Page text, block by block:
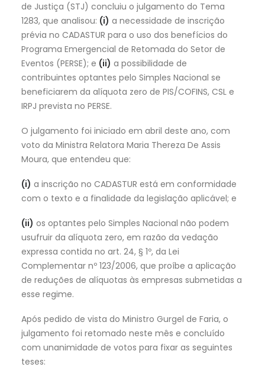
de Justiça (STJ) concluiu o julgamento do Tema
1283, que analisou: (i) a necessidade de inscrição
prévia no CADASTUR para o uso dos benefícios do
Programa Emergencial de Retomada do Setor de
Eventos (PERSE); e (ii) a possibilidade de
contribuintes optantes pelo Simples Nacional se
beneficiarem da alíquota zero de PIS/COFINS, CSL e
IRPJ prevista no PERSE.
O julgamento foi iniciado em abril deste ano, com
voto da Ministra Relatora Maria Thereza De Assis
Moura, que entendeu que:
(i) a inscrição no CADASTUR está em conformidade
com o texto e a finalidade da legislação aplicável; e
(ii) os optantes pelo Simples Nacional não podem
usufruir da alíquota zero, em razão da vedação
expressa contida no art. 24, § 1º, da Lei
Complementar nº 123/2006, que proíbe a aplicação
de reduções de alíquotas às empresas submetidas a
esse regime.
Após pedido de vista do Ministro Gurgel de Faria, o
julgamento foi retomado neste mês e concluído
com unanimidade de votos para fixar as seguintes
teses: